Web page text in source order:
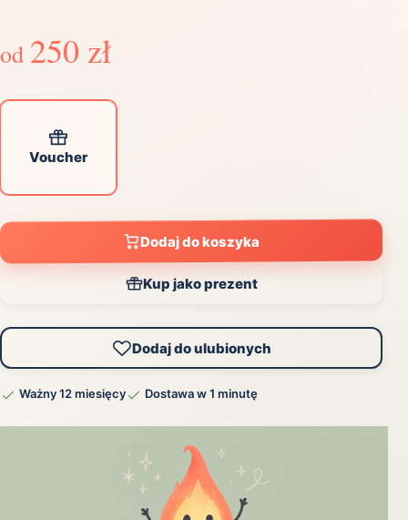
od 250 zł
Voucher
Dodaj do koszyka
Kup jako prezent
Dodaj do ulubionych
Ważny 12 miesięcy Dostawa w 1 minutę